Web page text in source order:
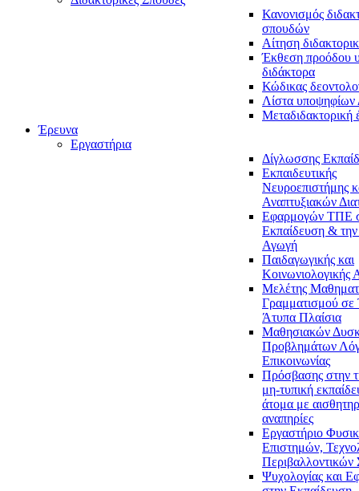
Κανονισμός
σπουδών
Αίτηση
Έκθεση προόδου
διδάκτορα
Κώδικας
Λίστα υποψηφίων
Μεταδιδακτορική
Έρευνα
Εργαστήρια
Δίγλωσσης
Εκπαιδευτικής
Νευροεπιστήμης
Αναπτυξιακών
Εφαρμογών ΤΠΕ
Εκπαίδευση & την
Αγωγή
Παιδαγωγικής και
Κοινωνιολογικής
Μελέτης
Γραμματισμού σε
Άτυπα Πλαίσια
Μαθησιακών
Προβλημάτων
Επικοινωνίας
Πρόσβασης στην
μη-τυπική
άτομα με
αναπηρίες
Εργαστήριο
Επιστημών,
Ψυχολογίας και